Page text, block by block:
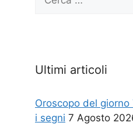
Ultimi articoli
Oroscopo del
i segni 7 Agosto